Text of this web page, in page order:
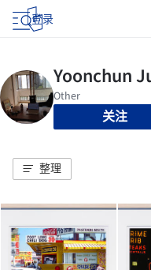
登录
关注
整理